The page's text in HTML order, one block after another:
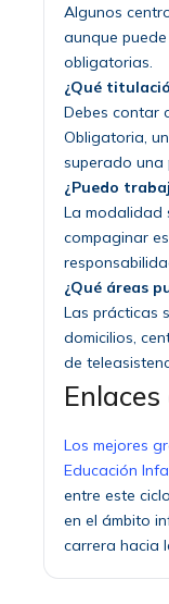
Algunos
aunque
obligatorias.
¿Qué
Debes contar
Obligatoria,
superado una
¿Puedo
La modalidad
compaginar
¿Qué áreas
Las prácticas
domicilios,
de
Los mejores
Educación
entre este
en el ámbito
carrera hacia